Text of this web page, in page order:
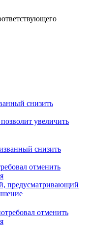
снизить
увеличить
отменить
предусматривающий